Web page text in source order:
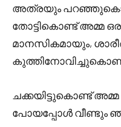
അത്രയും
തോട്ടികൊണ്ട് അമ്മ
മാനസികമായും,
ചക്കയിട്ടുകൊണ്ട്
പോയപ്പോൾ വീണ്ടും